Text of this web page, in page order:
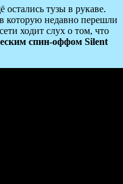
тузы в рукаве.
которую недавно перешли
ходит слух о том, что
спин-оффом Silent